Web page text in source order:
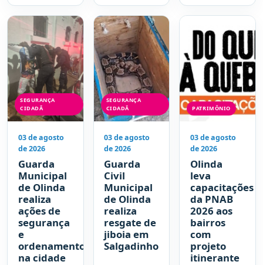
SEGURANÇA
CIDADÃ
03 de agosto
de 2026
Guarda
Municipal
de Olinda
realiza
ações de
segurança
e
ordenamento
na cidade
SEGURANÇA
CIDADÃ
03 de agosto
de 2026
Guarda
Civil
Municipal
de Olinda
realiza
resgate de
jiboia em
Salgadinho
PATRIMÔNIO
03 de agosto
de 2026
Olinda
leva
capacitações
da PNAB
2026 aos
bairros
com
projeto
itinerante